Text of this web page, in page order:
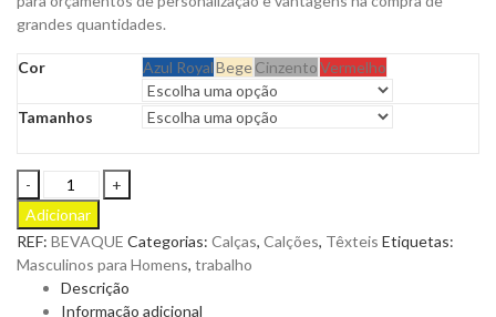
grandes quantidades.
Cor Azul RoyalBegeCinzentoVermelho
Tamanhos
Calções
Trekking
Quebec
Elásticos
Multibolsos
para
Adicionar
REF: BEVAQUE Categorias: Calças, Calções, Têxteis Etiquetas:
Masculinos para Homens, trabalho
Descrição
Informação adicional